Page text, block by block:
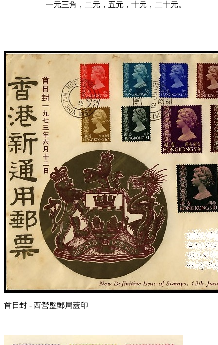
一元三角，二元，五元，十元，二十元。
首日封 - 西營盤郵局蓋印